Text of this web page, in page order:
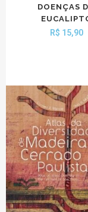
DOENÇAS
R$ 15,90